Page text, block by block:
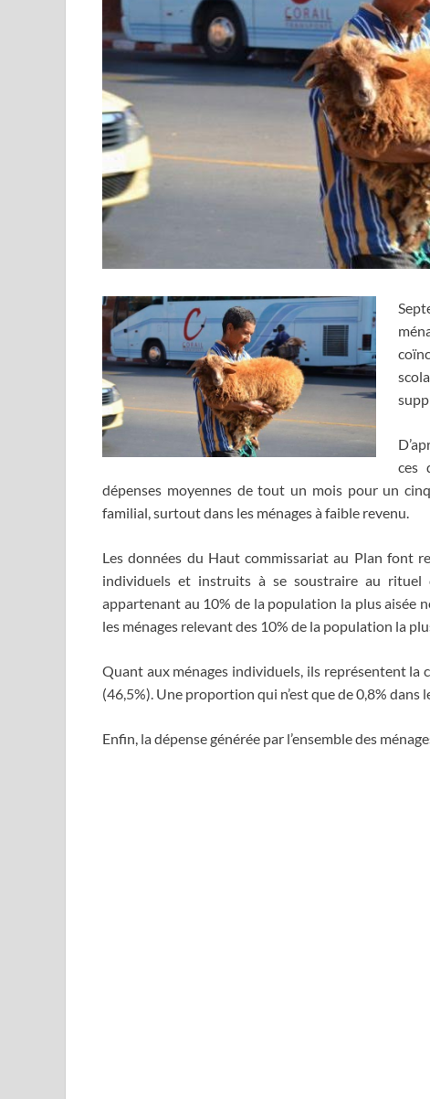
ces
dépenses moyennes de tout un mois pour un
familial, surtout dans les ménages à faible revenu.
Les données du Haut commissariat au Plan font
individuels et instruits à se soustraire au rituel
appartenant au 10% de la population la plus aisée
les ménages relevant des 10% de la population la
Quant aux ménages individuels, ils représentent la
(46,5%). Une proportion qui n’est que de 0,8% dans
Enfin, la dépense générée par l’ensemble des